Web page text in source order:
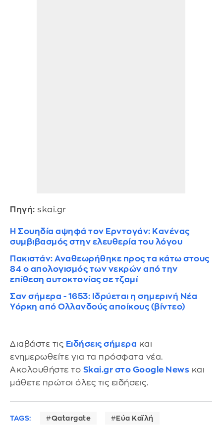
Πηγή: skai.gr
Η Σουηδία αψηφά τον Ερντογάν: Κανένας
συμβιβασμός στην ελευθερία του λόγου
Πακιστάν: Αναθεωρήθηκε προς τα κάτω στους
84 ο απολογισμός των νεκρών από την
επίθεση αυτοκτονίας σε τζαμί
Σαν σήμερα - 1653: Ιδρύεται η σημερινή Νέα
Υόρκη από Ολλανδούς αποίκους (βίντεο)
Διαβάστε τις Ειδήσεις σήμερα και
ενημερωθείτε για τα πρόσφατα νέα.
Ακολουθήστε το Skai.gr στο Google News και
μάθετε πρώτοι όλες τις ειδήσεις.
TAGS: Qatargate Εύα Καϊλή